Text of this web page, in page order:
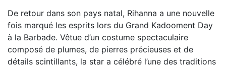
De retour dans son pays natal, Rihanna a une nouvelle
fois marqué les esprits lors du Grand Kadooment Day
à la Barbade. Vêtue d’un costume spectaculaire
composé de plumes, de pierres précieuses et de
détails scintillants, la star a célébré l’une des traditions